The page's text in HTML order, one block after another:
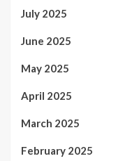
July 2025
June 2025
May 2025
April 2025
March 2025
February 2025